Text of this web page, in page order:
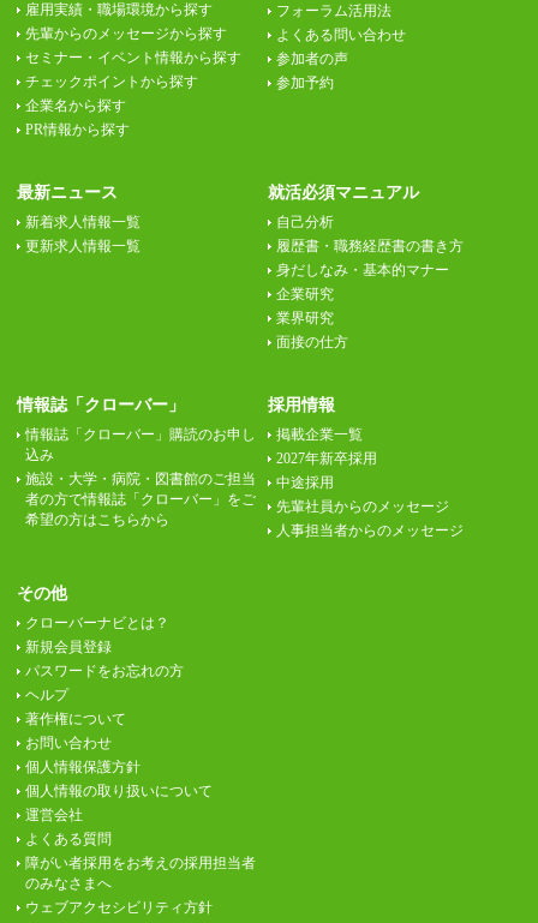
雇用実績・職場環境から探す
先輩からのメッセージから探す
セミナー・イベント情報から探す
チェックポイントから探す
企業名から探す
PR情報から探す
フォーラム活用法
よくある問い合わせ
参加者の声
参加予約
最新ニュース
新着求人情報一覧
更新求人情報一覧
就活必須マニュアル
自己分析
履歴書・職務経歴書の書き方
身だしなみ・基本的マナー
企業研究
業界研究
面接の仕方
情報誌「クローバー」
情報誌「クローバー」購読のお申し
込み
施設・大学・病院・図書館のご担当
者の方で情報誌「クローバー」をご
希望の方はこちらから
採用情報
掲載企業一覧
2027年新卒採用
中途採用
先輩社員からのメッセージ
人事担当者からのメッセージ
その他
クローバーナビとは？
新規会員登録
パスワードをお忘れの方
ヘルプ
著作権について
お問い合わせ
個人情報保護方針
個人情報の取り扱いについて
運営会社
よくある質問
障がい者採用をお考えの採用担当者
のみなさまへ
ウェブアクセシビリティ方針